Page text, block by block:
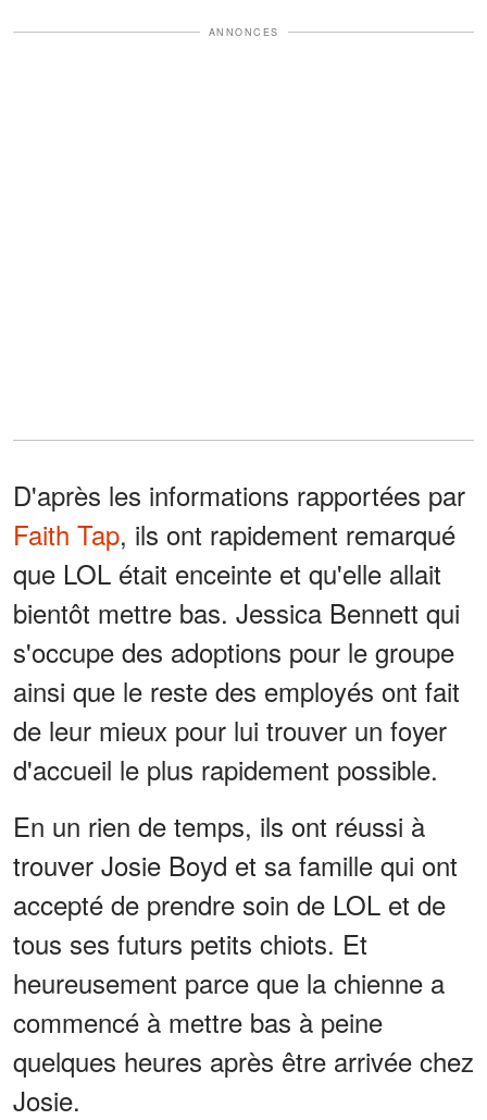
ANNONCES
D'après les informations rapportées par
Faith Tap, ils ont rapidement remarqué
que LOL était enceinte et qu'elle allait
bientôt mettre bas. Jessica Bennett qui
s'occupe des adoptions pour le groupe
ainsi que le reste des employés ont fait
de leur mieux pour lui trouver un foyer
d'accueil le plus rapidement possible.
En un rien de temps, ils ont réussi à
trouver Josie Boyd et sa famille qui ont
accepté de prendre soin de LOL et de
tous ses futurs petits chiots. Et
heureusement parce que la chienne a
commencé à mettre bas à peine
quelques heures après être arrivée chez
Josie.